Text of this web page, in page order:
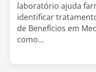
laboratório ajuda
identificar
de Benefícios em
como...